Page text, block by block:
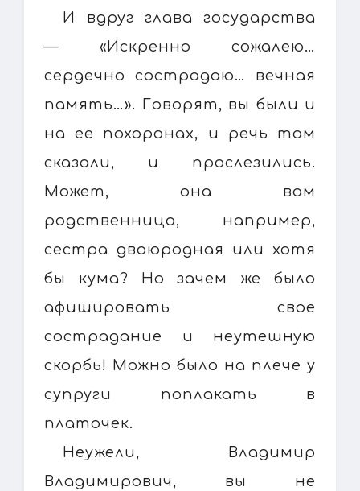
И вдруг глава государства
— «Искренно сожалею…
сердечно сострадаю… вечная
память…». Говорят, вы были и
на ее похоронах, и речь там
сказали, и прослезились.
Может, она вам
родственница, например,
сестра двоюродная или хотя
бы кума? Но зачем же было
афишировать свое
сострадание и неутешную
скорбь! Можно было на плече у
супруги поплакать в
платочек.
Неужели, Владимир
Владимирович, вы не